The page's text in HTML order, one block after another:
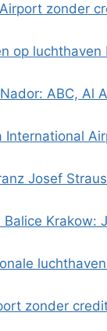
zonder
op luchthaven
ABC, Al
International
Josef
Krakow:
zonder